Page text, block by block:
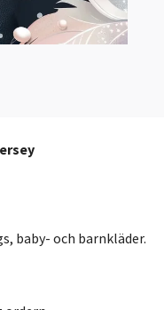
baby- och barnkläder.